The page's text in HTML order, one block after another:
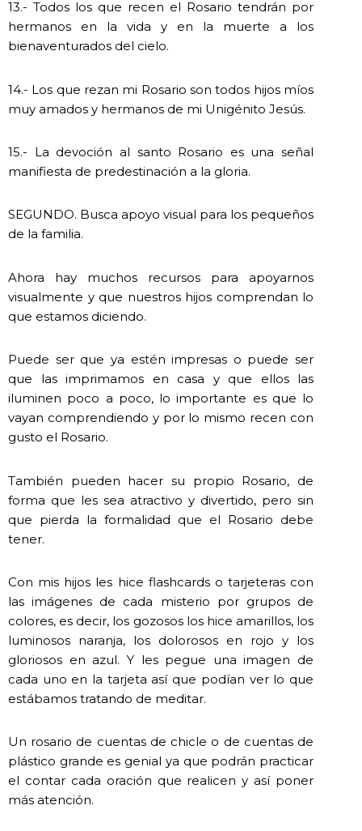
13.- Todos los que recen el Rosario tendrán por
hermanos en la vida y en la muerte a los
bienaventurados del cielo.
14.- Los que rezan mi Rosario son todos hijos míos
muy amados y hermanos de mi Unigénito Jesús.
15.- La devoción al santo Rosario es una señal
manifiesta de predestinación a la gloria.
SEGUNDO. Busca apoyo visual para los pequeños
de la familia.
Ahora hay muchos recursos para apoyarnos
visualmente y que nuestros hijos comprendan lo
que estamos diciendo.
Puede ser que ya estén impresas o puede ser
que las imprimamos en casa y que ellos las
iluminen poco a poco, lo importante es que lo
vayan comprendiendo y por lo mismo recen con
gusto el Rosario.
También pueden hacer su propio Rosario, de
forma que les sea atractivo y divertido, pero sin
que pierda la formalidad que el Rosario debe
tener.
Con mis hijos les hice flashcards o tarjeteras con
las imágenes de cada misterio por grupos de
colores, es decir, los gozosos los hice amarillos, los
luminosos naranja, los dolorosos en rojo y los
gloriosos en azul. Y les pegue una imagen de
cada uno en la tarjeta así que podían ver lo que
estábamos tratando de meditar.
Un rosario de cuentas de chicle o de cuentas de
plástico grande es genial ya que podrán practicar
el contar cada oración que realicen y así poner
más atención.